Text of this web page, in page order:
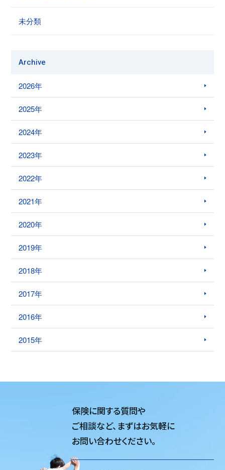
未分類
Archive
2026年
2025年
2024年
2023年
2022年
2021年
2020年
2019年
2018年
2017年
2016年
2015年
保険に関する質問や
ご相談など、 まずはお気軽に
お問い合わせください。